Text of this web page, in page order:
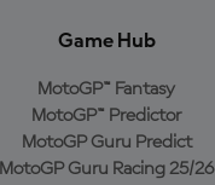
Game Hub
MotoGP™ Fantasy
MotoGP™ Predictor
MotoGP Guru Predict
MotoGP Guru Racing 25/26